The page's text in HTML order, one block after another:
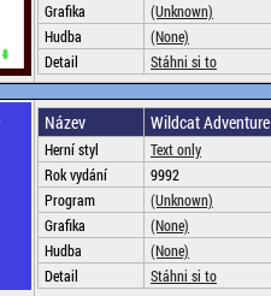
Grafika
(Unknown)
Hudba
(None)
Detail
Stáhni si to
Název Wildcat Adventure
Herní styl
Text only
Rok vydání
9992
Program
(Unknown)
Grafika
(None)
Hudba
(None)
Detail
Stáhni si to